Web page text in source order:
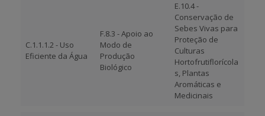
C.1.1.1.2 - Uso
Eficiente da Água
F.8.3 - Apoio ao
Modo de
Produção
Biológico
E.10.4 -
Conservação de
Sebes Vivas para
Proteção de
Culturas
Hortofrutiflorícola
s, Plantas
Aromáticas e
Medicinais